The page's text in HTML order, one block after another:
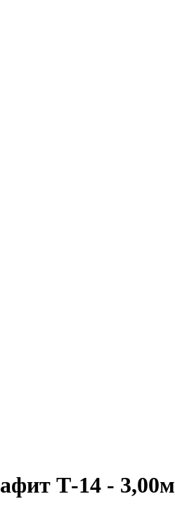
Т-14 - 3,00м